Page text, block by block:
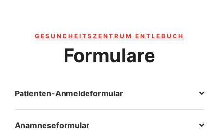
GESUNDHEITSZENTRUM ENTLEBUCH
Formulare
Patienten-Anmeldeformular
Anamneseformular